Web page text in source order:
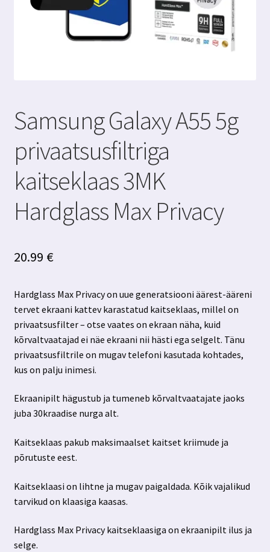
Samsung Galaxy A55 5g
privaatsusfiltriga
kaitseklaas 3MK
Hardglass Max Privacy
20.99 €
Hardglass Max Privacy on uue generatsiooni äärest-ääreni
tervet ekraani kattev karastatud kaitseklaas, millel on
privaatsusfilter – otse vaates on ekraan näha, kuid
kõrvaltvaatajad ei näe ekraani nii hästi ega selgelt. Tänu
privaatsusfiltrile on mugav telefoni kasutada kohtades,
kus on palju inimesi.
Ekraanipilt hägustub ja tumeneb kõrvaltvaatajate jaoks
juba 30kraadise nurga alt.
Kaitseklaas pakub maksimaalset kaitset kriimude ja
põrutuste eest.
Kaitseklaasi on lihtne ja mugav paigaldada. Kõik vajalikud
tarvikud on klaasiga kaasas.
Hardglass Max Privacy kaitseklaasiga on ekraanipilt ilus ja
selge.